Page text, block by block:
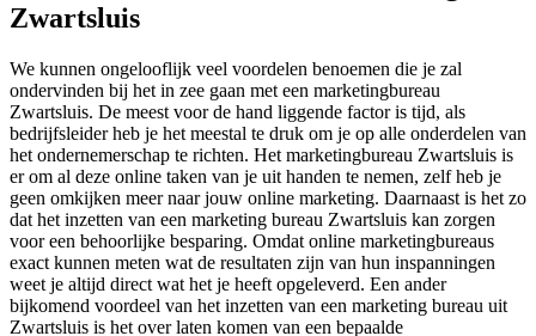
Zwartsluis
We kunnen ongelooflijk veel voordelen benoemen die je zal
ondervinden bij het in zee gaan met een marketingbureau
Zwartsluis. De meest voor de hand liggende factor is tijd, als
bedrijfsleider heb je het meestal te druk om je op alle onderdelen van
het ondernemerschap te richten. Het marketingbureau Zwartsluis is
er om al deze online taken van je uit handen te nemen, zelf heb je
geen omkijken meer naar jouw online marketing. Daarnaast is het zo
dat het inzetten van een marketing bureau Zwartsluis kan zorgen
voor een behoorlijke besparing. Omdat online marketingbureaus
exact kunnen meten wat de resultaten zijn van hun inspanningen
weet je altijd direct wat het je heeft opgeleverd. Een ander
bijkomend voordeel van het inzetten van een marketing bureau uit
Zwartsluis is het over laten komen van een bepaalde